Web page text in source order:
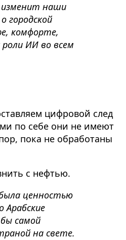
изменит наши
городской
комфорте,
роли ИИ во всем
цифровой след
по себе они не имеют
пока не обработаны
с нефтью.
ценностью
Арабские
самой
на свете.